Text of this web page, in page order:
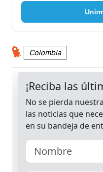
Colombia